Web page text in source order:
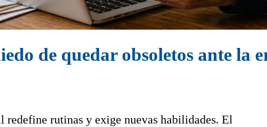
de quedar obsoletos ante la
rutinas y exige nuevas habilidades. El